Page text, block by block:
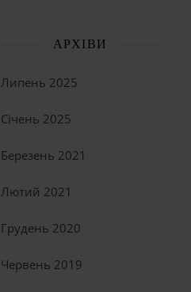
АРХІВИ
Липень 2025
Січень 2025
Березень 2021
Лютий 2021
Грудень 2020
Червень 2019